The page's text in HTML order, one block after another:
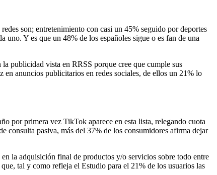
son; entretenimiento con casi un 45% seguido por deportes
Y es que un 48% de los españoles sigue o es fan de una
publicidad vista en RRSS porque cree que cumple sus
anuncios publicitarios en redes sociales, de ellos un 21% lo
por primera vez TikTok aparece en esta lista, relegando cuota
consulta pasiva, más del 37% de los consumidores afirma dejar
la adquisición final de productos y/o servicios sobre todo entre
tal y como refleja el Estudio para el 21% de los usuarios las